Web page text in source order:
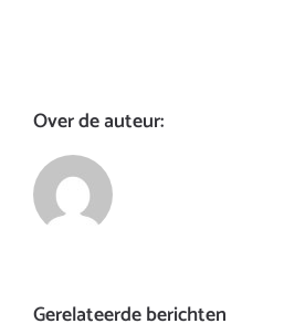
Over de auteur:
Gerelateerde berichten